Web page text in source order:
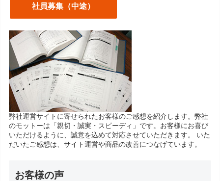
社員募集（中途）
弊社運営サイトに寄せられたお客様のご感想を紹介します。弊社
のモットーは「親切・誠実・スピーディ」です。お客様にお喜び
いただけるように、誠意を込めて対応させていただきます。 いた
だいたご感想は、サイト運営や商品の改善につなげています。
お客様の声